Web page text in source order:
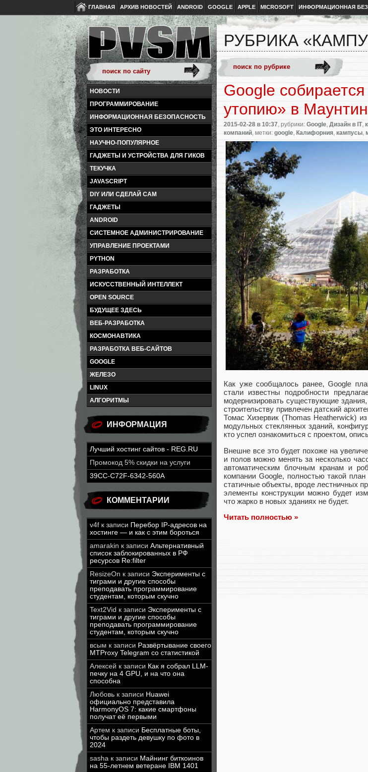
ГЛАВНАЯ АРХИВ НОВОСТЕЙ ANDROID GOOGLE APPLE MICROSOFT ИНФОРМАЦИОННАЯ
НОВОСТИ
ПРОГРАММИРОВАНИЕ
ИНФОРМАЦИОННАЯ БЕЗОПАСНОСТЬ
ЭТО ИНТЕРЕСНО
НАУЧНО-ПОПУЛЯРНОЕ
ГАДЖЕТЫ И УСТРОЙСТВА ДЛЯ ГИКОВ
ТЕКУЧКА
JAVASCRIPT
DIY ИЛИ СДЕЛАЙ САМ
ГАДЖЕТЫ
ANDROID
СИСТЕМНОЕ АДМИНИСТРИРОВАНИЕ
УПРАВЛЕНИЕ ПРОЕКТАМИ
PYTHON
РАЗРАБОТКА
ИСКУССТВЕННЫЙ ИНТЕЛЛЕКТ
OPEN SOURCE
БУДУЩЕЕ ЗДЕСЬ
ВЕБ-РАЗРАБОТКА
КОСМОНАВТИКА
РАЗРАБОТКА ВЕБ-САЙТОВ
GOOGLE
ЖЕЛЕЗО
LINUX
АЛГОРИТМЫ
ИНФОРМАЦИЯ
Лучший хостинг сайтов - REG.RU
Промокод 5% скидки на услуги
39CC-C72F-6342-560A
КОММЕНТАРИИ
v4f к записи Перебор IP-адресов на
хостинге — и как с этим бороться
amarakin к записи Альтернативный
список заблокированных в РФ
ресурсов Re:filter
ResizeOn к записи Эксперименты с
тиграми и другие способы
преподавать программирование
студентам, которым скучно
Text2Vid к записи Эксперименты с
тиграми и другие способы
преподавать программирование
студентам, которым скучно
всым к записи Развёртывание своего
MTProxy Telegram со статистикой
Алексей к записи Как я собрал LLM-
печку на 4 GPU, и на что она
способна
Любовь к записи Huawei
официально представила
HarmonyOS 7: какие смартфоны
получат её первыми
Артем к записи Бесплатные боты,
чтобы раздеть девушку по фото в
2024
sasha к записи Майнинг биткоинов
на 55-летнем ветеране IBM 1401
РУБРИКА
Google
утопию» в
2015-02-28 в 10:37 , рубрики: Google Дизайн в IT,
компаний , метки: google Калифорния кампусы
Как уже сообщалось ранее, Google
стали известны подробности
модернизировать существующие
строительству привлечен датский
Томас Хизервик (Thomas Heatherwick)
модульных стеклянных зданий,
кто успел ознакомиться с проектом,
Внешне все это будет похоже на
и полов можно менять за несколько
автоматическим блочным кранам и
компании Google, полностью такой
статичные объекты, вроде лестничных
элементы конструкции можно будет
что жарко в новых зданиях не будет.
Читать полностью »